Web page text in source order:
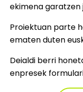
ekimena garatzen
Proiektuan parte
ematen duten
Deialdi berri
enpresek